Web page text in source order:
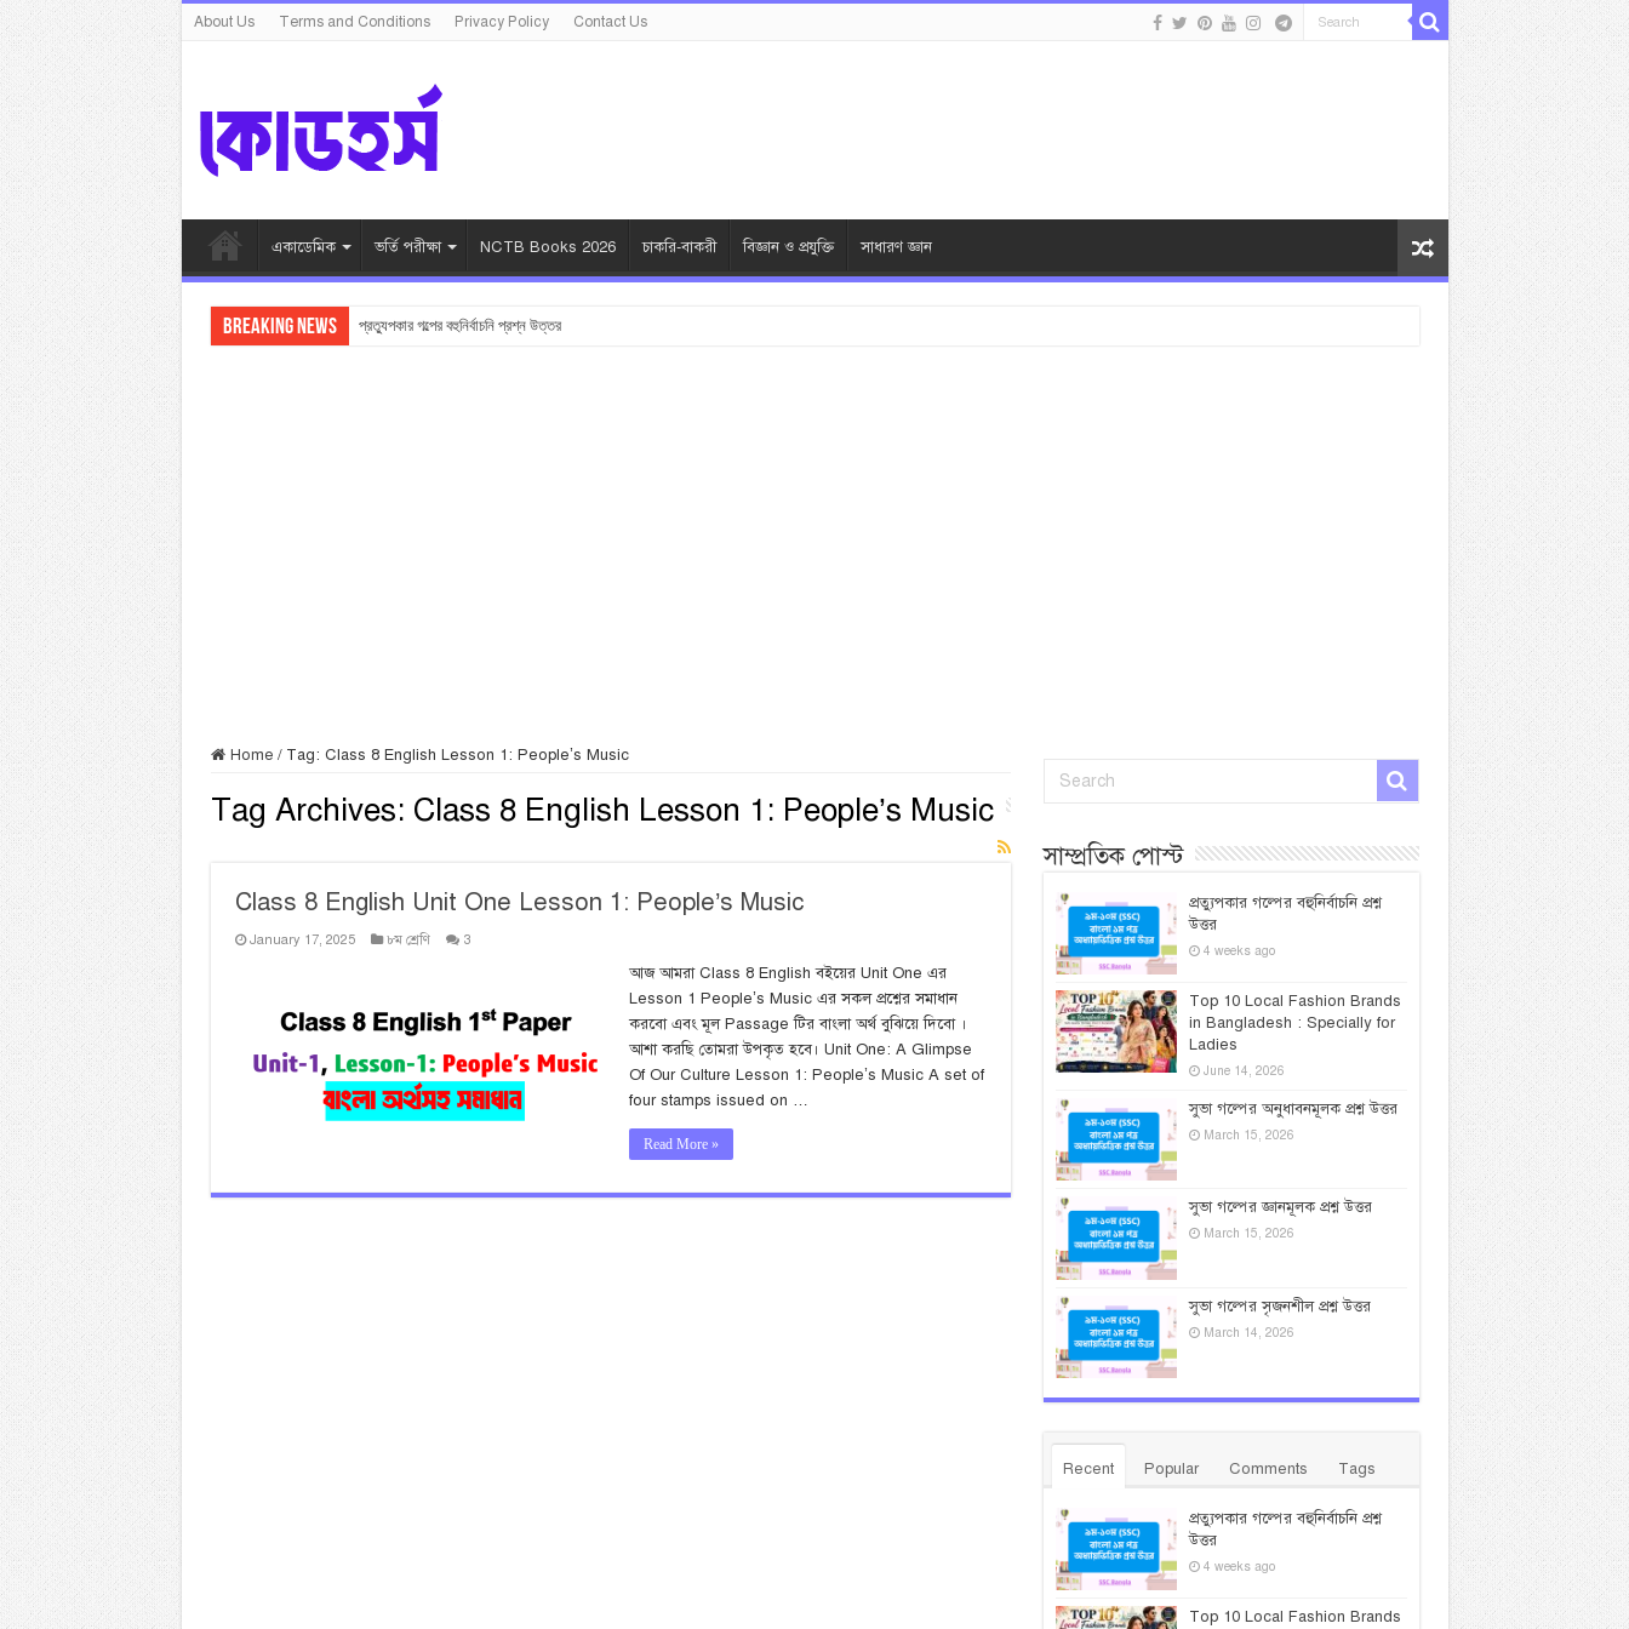
About Us Terms and Conditions Privacy Policy Contact Us
একাডেমিক ভর্তি পরীক্ষা NCTB Books 2026 চাকরি-বাকরী বিজ্ঞান ও প্রযুক্তি সাধারণ জ্ঞান
Breaking News প্রত্যুপকার গল্পের বহুনির্বাচনি প্রশ্ন উত্তর
Home / Tag: Class 8 English Lesson 1: People’s Music
Tag Archives: Class 8 English Lesson 1: People’s Music
Class 8 English Unit One Lesson 1: People’s Music
January 17, 2025 ৮ম শ্রেণি 3
আজ আমরা Class 8 English বইয়ের Unit One এর
Lesson 1 People’s Music এর সকল প্রশ্নের সমাধান
করবো এবং মূল Passage টির বাংলা অর্থ বুঝিয়ে দিবো ।
আশা করছি তোমরা উপকৃত হবে। Unit One: A Glimpse
Of Our Culture Lesson 1: People’s Music A set of
four stamps issued on …
Read More »
সাম্প্রতিক পোস্ট
প্রত্যুপকার গল্পের বহুনির্বাচনি প্রশ্ন
উত্তর
4 weeks ago
Top 10 Local Fashion Brands
in Bangladesh : Specially for
Ladies
June 14, 2026
সুভা গল্পের অনুধাবনমূলক প্রশ্ন উত্তর
March 15, 2026
সুভা গল্পের জ্ঞানমূলক প্রশ্ন উত্তর
March 15, 2026
সুভা গল্পের সৃজনশীল প্রশ্ন উত্তর
March 14, 2026
Recent Popular Comments Tags
প্রত্যুপকার গল্পের বহুনির্বাচনি প্রশ্ন
উত্তর
4 weeks ago
Top 10 Local Fashion Brands